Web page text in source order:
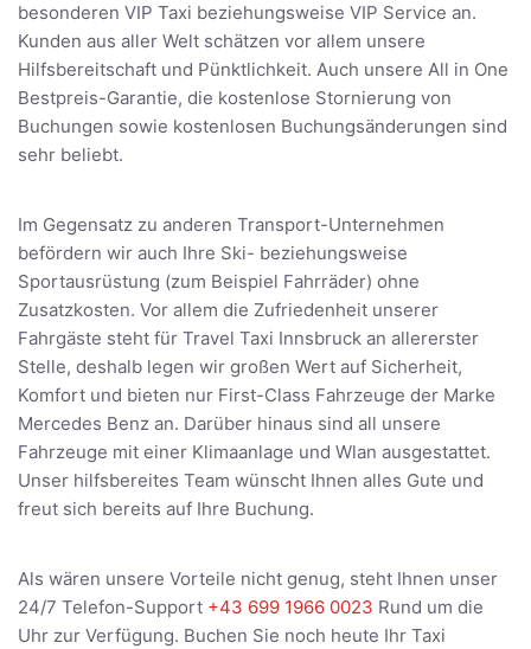
besonderen VIP Taxi beziehungsweise VIP Service an.
Kunden aus aller Welt schätzen vor allem unsere
Hilfsbereitschaft und Pünktlichkeit. Auch unsere All in One
Bestpreis-Garantie, die kostenlose Stornierung von
Buchungen sowie kostenlosen Buchungsänderungen sind
sehr beliebt.
Im Gegensatz zu anderen Transport-Unternehmen
befördern wir auch Ihre Ski- beziehungsweise
Sportausrüstung (zum Beispiel Fahrräder) ohne
Zusatzkosten. Vor allem die Zufriedenheit unserer
Fahrgäste steht für Travel Taxi Innsbruck an allererster
Stelle, deshalb legen wir großen Wert auf Sicherheit,
Komfort und bieten nur First-Class Fahrzeuge der Marke
Mercedes Benz an. Darüber hinaus sind all unsere
Fahrzeuge mit einer Klimaanlage und Wlan ausgestattet.
Unser hilfsbereites Team wünscht Ihnen alles Gute und
freut sich bereits auf Ihre Buchung.
Als wären unsere Vorteile nicht genug, steht Ihnen unser
24/7 Telefon-Support +43 699 1966 0023 Rund um die
Uhr zur Verfügung. Buchen Sie noch heute Ihr Taxi